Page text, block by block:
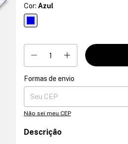
Cor: Azul
Entregas para o CEP:
Formas de envio
Não sei meu CEP
Descrição